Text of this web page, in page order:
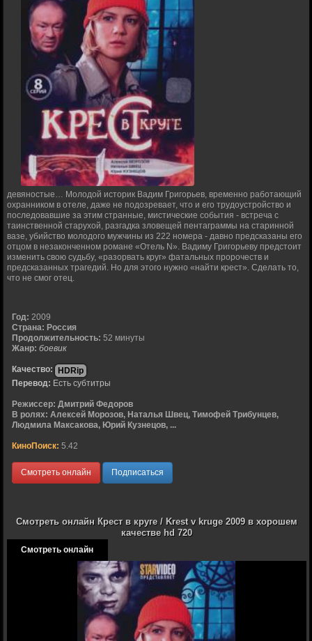
девяностые… Молодой историк Вадим Григорьев, временно работающий
охранником в отеле, даже не подозревает, что и его трудоустройство и
последовавшие за этим странные, мистические события - встреча с
таинственной старухой, разгадка зловещей пентаграммы на старинной
вазе, убийство молодого мужчины из 222 номера - давно предсказаны его
отцом в незаконченном романе «Отель N». Вадиму Григорьеву предстоит
изменить свою судьбу, «разорвать круг» фатальных пророчеств и
предсказанных трагедий. Но для этого нужно «найти крест». Сделать то,
что не смог отец.
Год: 2009
Страна: Россия
Продолжительность: 52 минуты
Жанр: боевик
Качество:
HDRip
Перевод: Есть субтитры
Режиссер: Дмитрий Федоров
В ролях: Алексей Морозов, Наталья Швец, Тимофей Трибунцев,
Людмила Максакова, Юрий Кузнецов, ...
КиноПоиск: 5.42
Смотреть онлайн Подписаться
Смотреть онлайн Крест в круге / Krest v kruge 2009 в хорошем
качестве hd 720
Смотреть онлайн